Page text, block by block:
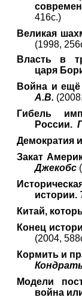
416с.)
Великая
(1998,
Власть в
царя
Война и ещё
А.В.
Гибель
России.
Демократия
Закат
Джекобс
истории.
Китай,
Конец
(2004,
Кормить и
Модели
война